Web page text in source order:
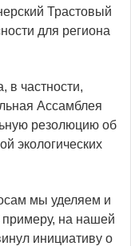
Трастовый
для региона
в частности,
Ассамблея
резолюцию об
экологических
мы уделяем и
примеру, на нашей
инициативу о